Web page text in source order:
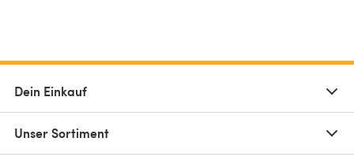
Dein Einkauf
Unser Sortiment